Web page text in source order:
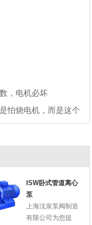
，电机必坏
怕烧电机，而是这个
ISW卧式管道离心
泵
上海沈泉泵阀制造
有限公司为您提